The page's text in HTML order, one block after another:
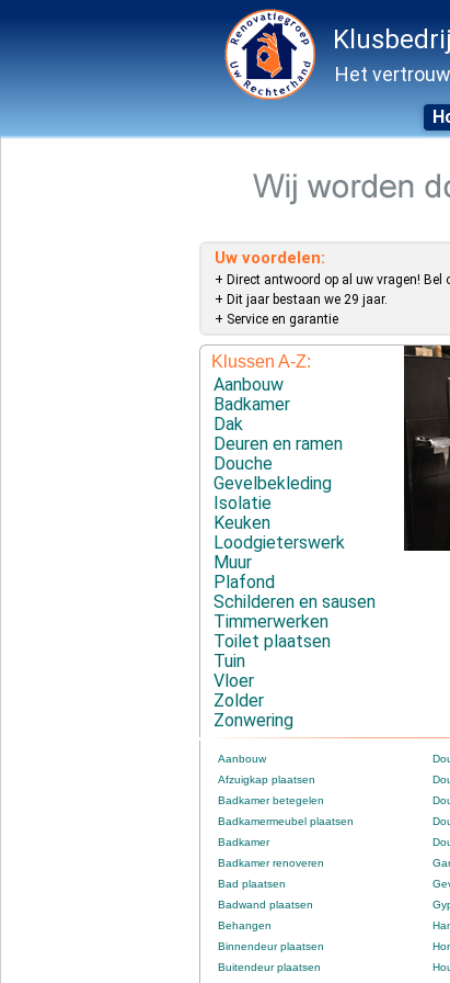
Het
Uw voordelen:
+ Direct antwoord op al uw vragen!
+ Dit jaar bestaan we 29 jaar.
+ Service en garantie
Klussen A-Z:
Aanbouw
Badkamer
Dak
Deuren en ramen
Douche
Gevelbekleding
Isolatie
Keuken
Loodgieterswerk
Muur
Plafond
Schilderen en sausen
Timmerwerken
Toilet plaatsen
Tuin
Vloer
Zolder
Zonwering
Aanbouw
Afzuigkap plaatsen
Badkamer betegelen
Badkamermeubel plaatsen
Badkamer
Badkamer renoveren
Bad plaatsen
Badwand plaatsen
Behangen
Binnendeur plaatsen
Buitendeur plaatsen